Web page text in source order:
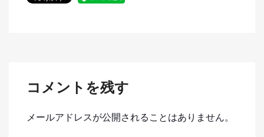
コメントを残す
メールアドレスが公開されることはありません。